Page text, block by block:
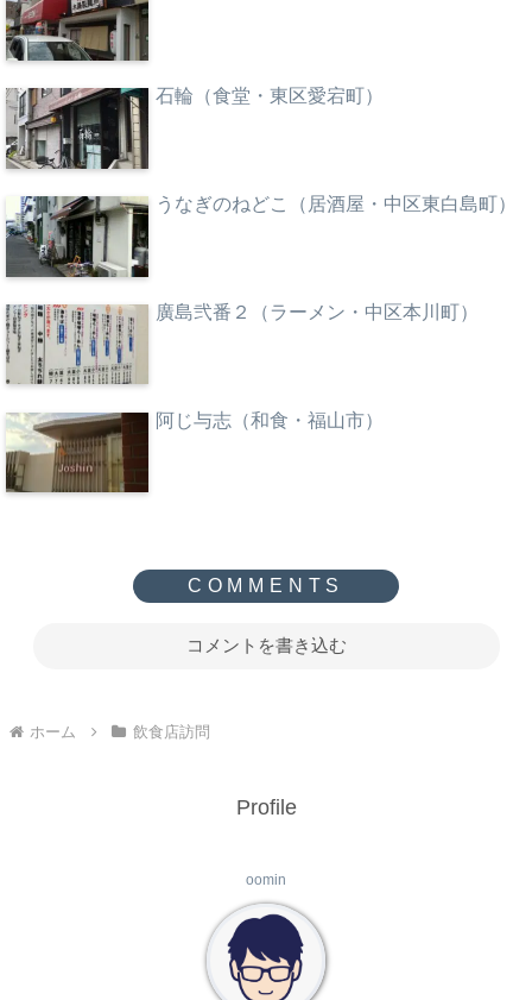
石輪（食堂・東区愛宕町）
うなぎのねどこ（居酒屋・中区東白島町）
廣島弐番２（ラーメン・中区本川町）
阿じ与志（和食・福山市）
コメントを書き込む
ホーム 飲食店訪問
Profile
oomin